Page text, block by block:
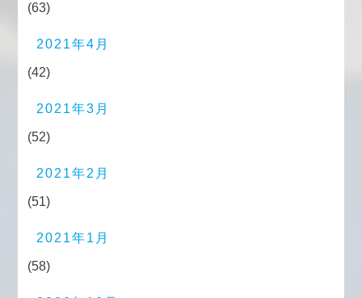
(63)
2021年4月
(42)
2021年3月
(52)
2021年2月
(51)
2021年1月
(58)